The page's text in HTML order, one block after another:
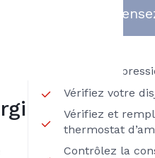
Vérifiez la
Vérifiez votre
Vérifiez et
thermostat
Contrôlez la